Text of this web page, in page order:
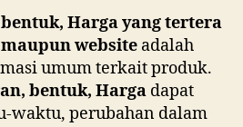
Hargayang tertera
website adalah
umum terkait produk.
bentuk, Hargadapat
waktu, perubahan dalam